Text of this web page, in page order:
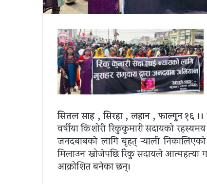
सितल साह , सिरहा , लहान , फाल्गुन १६ ।।
वर्षीया किशोरी रिंकुकुमारी सदायको
जनदबाबकाे लागि बृहत् र्‍याली
मिलाउन खोजेपछि रिंकु सदायले आत्महत्या
आक्रोशित बनेका छन्।